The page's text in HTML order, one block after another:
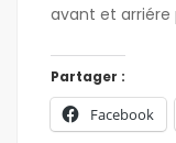
avant et arriére
Partager :
Facebook